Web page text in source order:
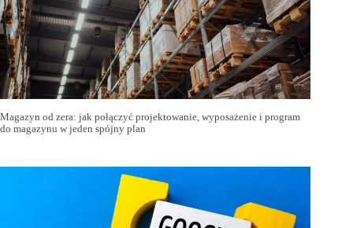
Magazyn od zera: jak połączyć projektowanie, wyposażenie i program
do magazynu w jeden spójny plan